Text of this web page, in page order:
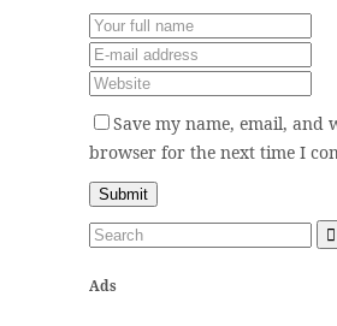
Save my name, email, and
browser for the next time I
Ads